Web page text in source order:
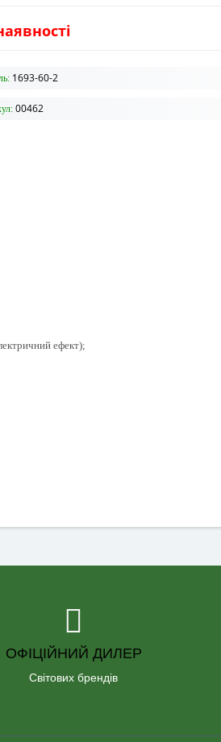
1693-60-2
00462
ефект);
ОФІЦІЙНИЙ ДИЛЕР
Світових брендів